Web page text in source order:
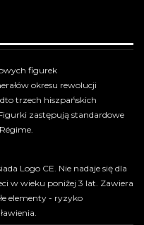
figurek
okresu rewolucji
trzech hiszpańskich
zastępują standardowe
Logo CE. Nie nadaje się dla
w wieku poniżej 3 lat. Zawiera
elementy - ryzyko